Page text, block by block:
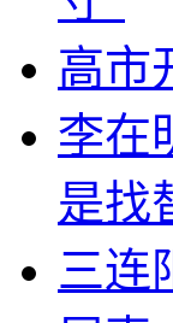
高市
李在
是找
三连